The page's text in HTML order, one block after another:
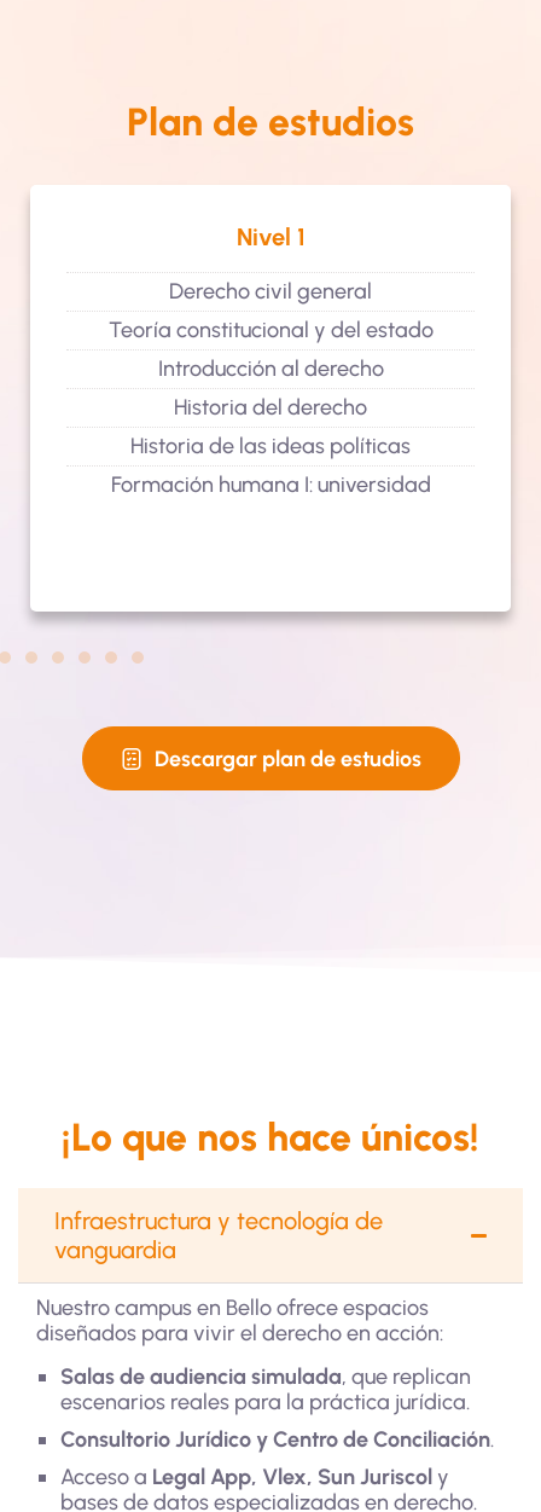
Plan de estudios
Nivel 1
Derecho civil general
Teoría constitucional y del estado
Introducción al derecho
Historia del derecho
Historia de las ideas políticas
Formación humana I: universidad
Descargar plan de estudios
¡Lo que nos hace únicos!
Infraestructura y tecnología de
vanguardia
Nuestro campus en Bello ofrece espacios
diseñados para vivir el derecho en acción:
Salas de audiencia simulada, que replican
escenarios reales para la práctica jurídica.
Consultorio Jurídico y Centro de Conciliación.
Acceso a Legal App, Vlex, Sun Juriscol y
bases de datos especializadas en derecho.